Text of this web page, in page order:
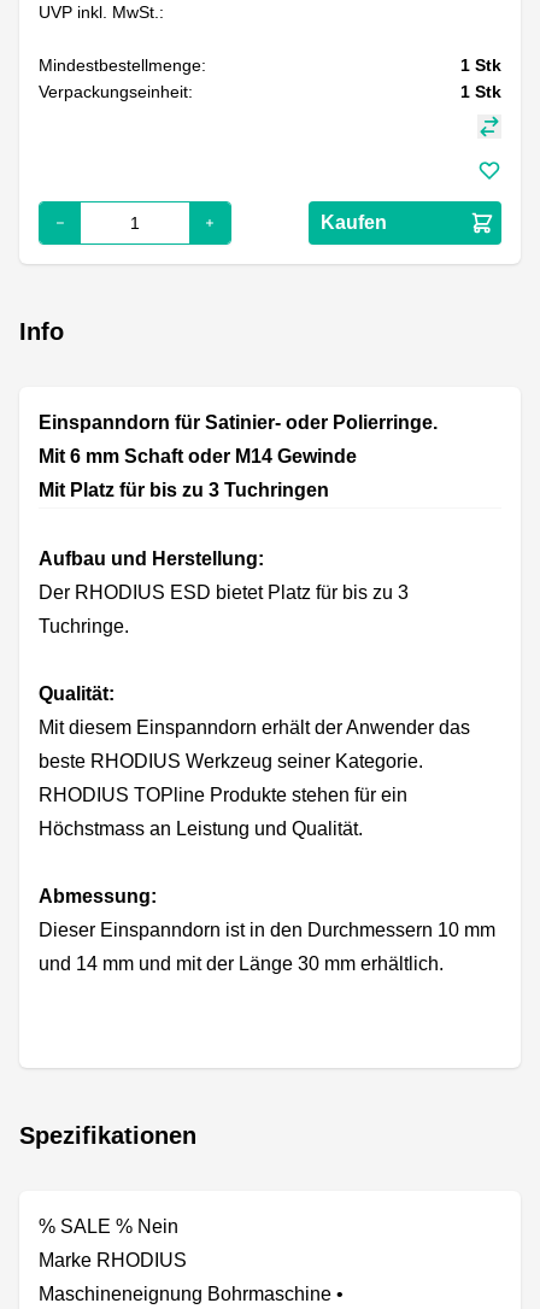
UVP inkl. MwSt.:
Mindestbestellmenge: 1 Stk
Verpackungseinheit:
1 Stk
Kaufen
Info
Einspanndorn für Satinier- oder Polierringe.
Mit 6 mm Schaft oder M14 Gewinde
Mit Platz für bis zu 3 Tuchringen
Aufbau und Herstellung:
Der RHODIUS ESD bietet Platz für bis zu 3
Tuchringe.
Qualität:
Mit diesem Einspanndorn erhält der Anwender das
beste RHODIUS Werkzeug seiner Kategorie.
RHODIUS TOPline Produkte stehen für ein
Höchstmass an Leistung und Qualität.
Abmessung:
Dieser Einspanndorn ist in den Durchmessern 10 mm
und 14 mm und mit der Länge 30 mm erhältlich.
Spezifikationen
% SALE % Nein
Marke RHODIUS
Maschineneignung Bohrmaschine •